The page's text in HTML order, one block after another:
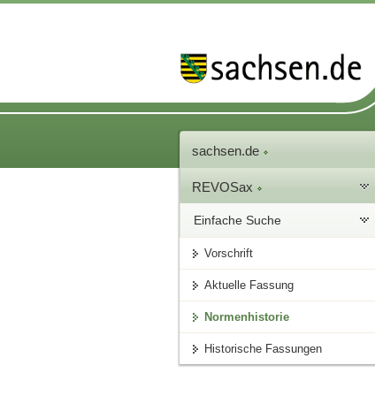
sachsen.de
REVOSax
Einfache Suche
Vorschrift
Aktuelle Fassung
Normenhistorie
Historische Fassungen